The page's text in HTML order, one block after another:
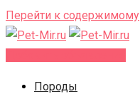
Перейти к содержимому
Породы